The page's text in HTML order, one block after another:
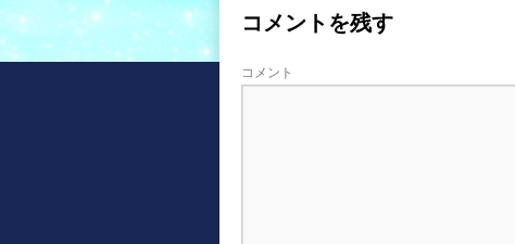
コメントを残す
コメント